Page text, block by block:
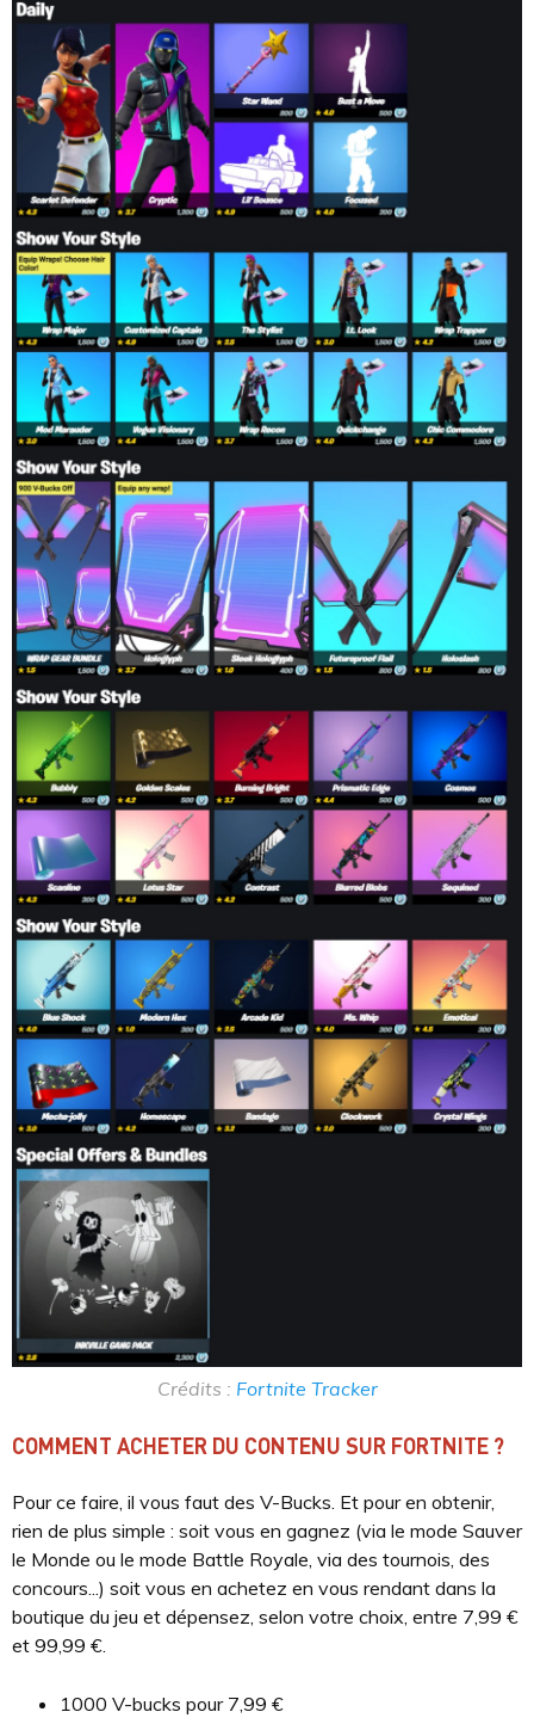
Crédits : Fortnite Tracker
COMMENT ACHETER DU CONTENU SUR FORTNITE ?
Pour ce faire, il vous faut des V-Bucks. Et pour en obtenir,
rien de plus simple : soit vous en gagnez (via le mode Sauver
le Monde ou le mode Battle Royale, via des tournois, des
concours...) soit vous en achetez en vous rendant dans la
boutique du jeu et dépensez, selon votre choix, entre 7,99 €
et 99,99 €.
1000 V-bucks pour 7,99 €